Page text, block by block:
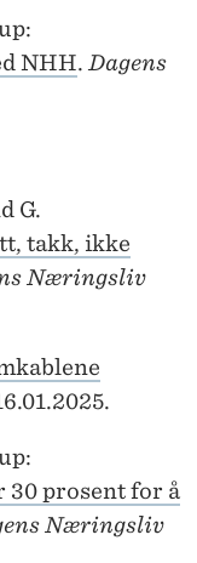
NHH. Dagens
G.
takk, ikke
Næringsliv
30 prosent for å
Næringsliv